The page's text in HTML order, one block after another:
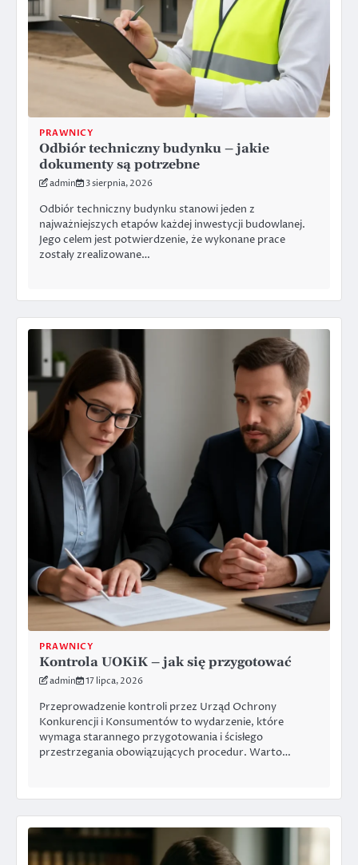
PRAWNICY
Odbiór techniczny budynku – jakie
dokumenty są potrzebne
admin 3 sierpnia, 2026
Odbiór techniczny budynku stanowi jeden z
najważniejszych etapów każdej inwestycji budowlanej.
Jego celem jest potwierdzenie, że wykonane prace
zostały zrealizowane…
PRAWNICY
Kontrola UOKiK – jak się przygotować
admin 17 lipca, 2026
Przeprowadzenie kontroli przez Urząd Ochrony
Konkurencji i Konsumentów to wydarzenie, które
wymaga starannego przygotowania i ścisłego
przestrzegania obowiązujących procedur. Warto…